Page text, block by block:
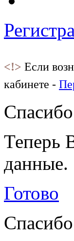
<!> Если
кабинете -
Теперь
данные.
Готово